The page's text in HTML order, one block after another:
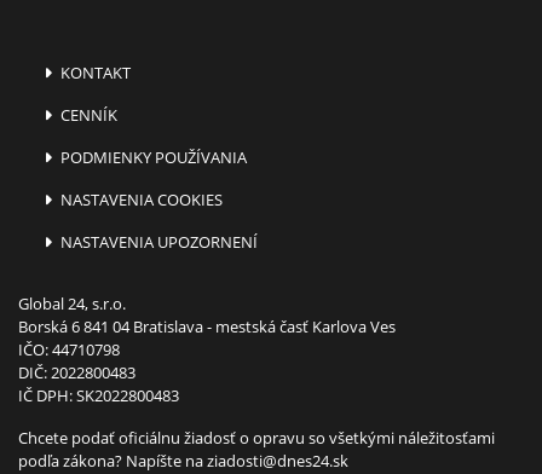
KONTAKT
CENNÍK
PODMIENKY POUŽÍVANIA
NASTAVENIA COOKIES
NASTAVENIA UPOZORNENÍ
Global 24, s.r.o.
Borská 6 841 04 Bratislava - mestská časť Karlova Ves
IČO: 44710798
DIČ: 2022800483
IČ DPH: SK2022800483
Chcete podať oficiálnu žiadosť o opravu so všetkými náležitosťami
podľa zákona? Napíšte naziadosti@dnes24.sk